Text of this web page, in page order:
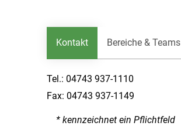
Kontakt Bereiche & Teams
Tel.: 04743 937-1110
Fax: 04743 937-1149
* kennzeichnet ein Pflichtfeld